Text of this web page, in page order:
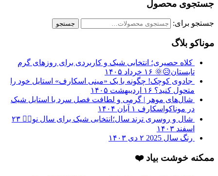
جستجوی محصول
جستجو برای: جستجو
موناکو بلاگ
کلاه حصیری؛ انتخابی شیک و کاربردی برای روزهای گرم
تابستان😥🌞 ۱۶ خرداد ۱۴۰۵
جادوی کوچک! چگونه با یک «مینی اسکارف» استایل خود را
متحول کنید؟ ۱۶ اردیبهشت ۱۴۰۵
شال‌های موهر | گرمی و لطافت فصل سرد با استایل شیک
در موناکواسکارف ۱ آبان ۱۴۰۴
شال و روسری ترند سال؛انتخابی شیک برای سال نو❤️‍🔥 ۲۳
اسفند ۱۴۰۳
رنگ سال 2025
۲ دی ۱۴۰۳
ممکنه خوشت بیاد ❤️